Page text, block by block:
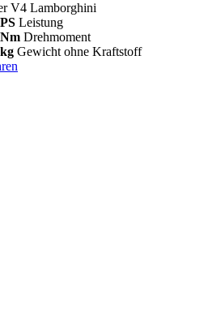
V4 Lamborghini
Leistung
Drehmoment
Gewicht ohne Kraftstoff